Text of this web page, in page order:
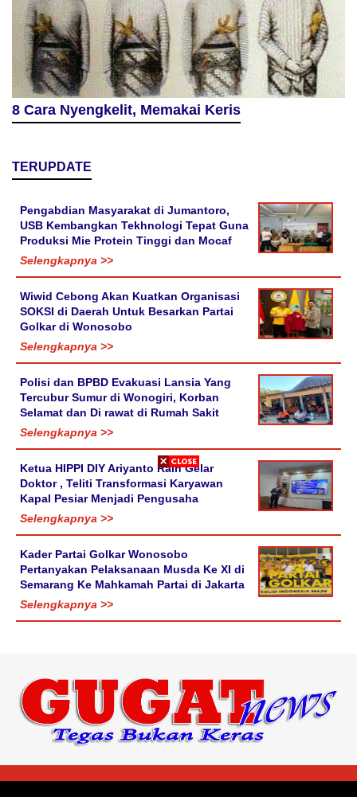
8 Cara Nyengkelit, Memakai Keris
TERUPDATE
Pengabdian Masyarakat di Jumantoro,
USB Kembangkan Tekhnologi Tepat Guna
Produksi Mie Protein Tinggi dan Mocaf
Selengkapnya >>
Wiwid Cebong Akan Kuatkan Organisasi
SOKSI di Daerah Untuk Besarkan Partai
Golkar di Wonosobo
Selengkapnya >>
Polisi dan BPBD Evakuasi Lansia Yang
Tercubur Sumur di Wonogiri, Korban
Selamat dan Di rawat di Rumah Sakit
Selengkapnya >>
Ketua HIPPI DIY Ariyanto Raih Gelar
Doktor , Teliti Transformasi Karyawan
Kapal Pesiar Menjadi Pengusaha
Selengkapnya >>
Kader Partai Golkar Wonosobo
Pertanyakan Pelaksanaan Musda Ke XI di
Semarang Ke Mahkamah Partai di Jakarta
Selengkapnya >>